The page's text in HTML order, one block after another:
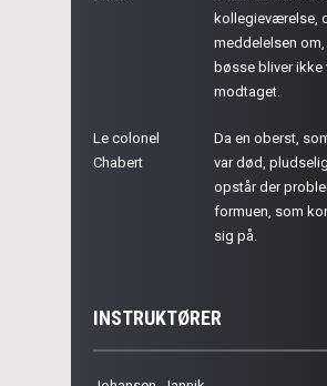
kollegieværelse,
meddelelsen om,
bøsse bliver ikke
modtaget.
Le colonel
Chabert
Da en oberst,
var død,
opstår der
formuen, som
sig på.
INSTRUKTØRER